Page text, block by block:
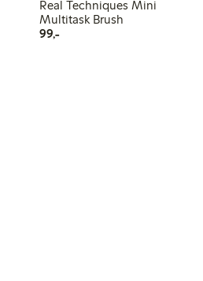
Real Techniques Mini
Multitask Brush
99,-99,00 kr